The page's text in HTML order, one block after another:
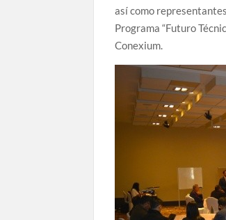
así como
Programa “Futuro
Conexium.